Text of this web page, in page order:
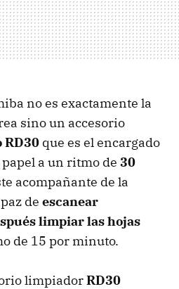
no es exactamente la
sino un accesorio
RD30 que es el encargado
a un ritmo de 30
acompañante de la
de escanear
limpiar las hojas
de 15 por minuto.
limpiadorRD30